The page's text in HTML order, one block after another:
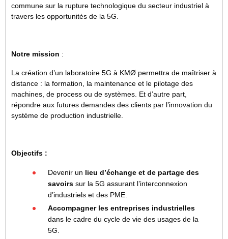
commune sur la rupture technologique du secteur industriel à
travers les opportunités de la 5G.
Notre mission :
La création d’un laboratoire 5G à KMØ permettra de maîtriser à
distance : la formation, la maintenance et le pilotage des
machines, de process ou de systèmes. Et d’autre part,
répondre aux futures demandes des clients par l’innovation du
système de production industrielle.
Objectifs :
Devenir un lieu d’échange et de partage des
savoirs sur la 5G assurant l’interconnexion
d’industriels et des PME.
Accompagner les entreprises industrielles
dans le cadre du cycle de vie des usages de la
5G.